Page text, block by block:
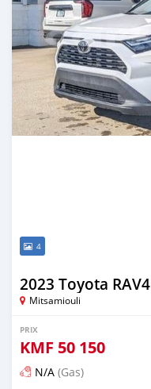
4
2023 Toyota RAV4
Mitsamiouli
PRIX
KMF 50 150
N/A (Gas)